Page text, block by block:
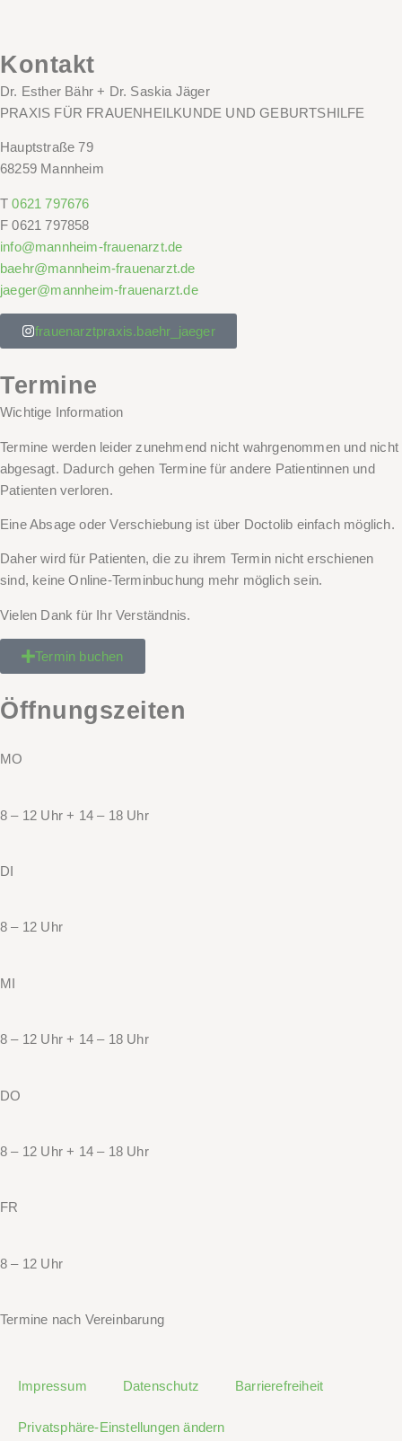
Kontakt
Dr. Esther Bähr + Dr. Saskia Jäger
PRAXIS FÜR FRAUENHEILKUNDE UND GEBURTSHILFE
Hauptstraße 79
68259 Mannheim
T 0621 797676
F 0621 797858
info@mannheim-frauenarzt.de
baehr@mannheim-frauenarzt.de
jaeger@mannheim-frauenarzt.de
frauenarztpraxis.baehr_jaeger
Termine
Wichtige Information
Termine werden leider zunehmend nicht wahrgenommen und nicht
abgesagt. Dadurch gehen Termine für andere Patientinnen und
Patienten verloren.
Eine Absage oder Verschiebung ist über Doctolib einfach möglich.
Daher wird für Patienten, die zu ihrem Termin nichterschienen
sind, keine Online-Terminbuchung mehr möglich sein.
Vielen Dank für Ihr Verständnis.
Termin buchen
Öffnungszeiten
MO
8 – 12 Uhr + 14 – 18 Uhr
DI
8 – 12 Uhr
MI
8 – 12 Uhr + 14 – 18 Uhr
DO
8 – 12 Uhr + 14 – 18 Uhr
FR
8 – 12 Uhr
Termine nach Vereinbarung
Impressum Datenschutz Barrierefreiheit
Privatsphäre-Einstellungen ändern